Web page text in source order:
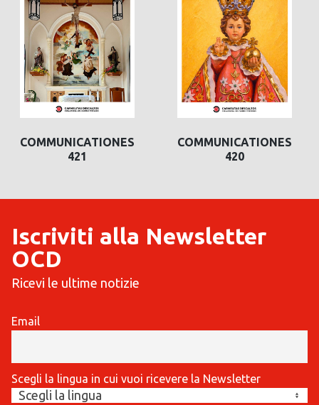
COMMUNICATIONES
421
COMMUNICATIONES
420
Iscriviti alla Newsletter
OCD
Ricevi le ultime notizie
Email
Scegli la lingua in cui vuoi ricevere la Newsletter